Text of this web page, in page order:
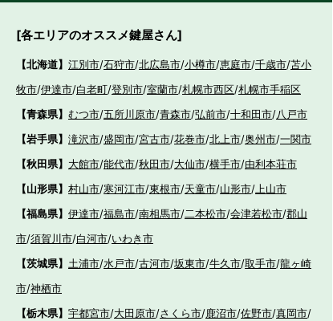
[各エリアのオススメ鍵屋さん]
【北海道】 江別市/石狩市/北広島市/小樽市/恵庭市/千歳市/苫小
牧市/伊達市/白老町/登別市/室蘭市/札幌市西区/札幌市手稲区
【青森県】 むつ市/五所川原市/青森市/弘前市/十和田市/八戸市
【岩手県】 滝沢市/盛岡市/宮古市/花巻市/北上市/奥州市/一関市
【秋田県】 大館市/能代市/秋田市/大仙市/横手市/由利本荘市
【山形県】 村山市/寒河江市/東根市/天童市/山形市/上山市
【福島県】 伊達市/福島市/南相馬市/二本松市/会津若松市/郡山
市/須賀川市/白河市/いわき市
【茨城県】 土浦市/水戸市/古河市/坂東市/牛久市/取手市/龍ヶ崎
市/神栖市
【栃木県】 宇都宮市/大田原市/さくら市/鹿沼市/佐野市/真岡市/